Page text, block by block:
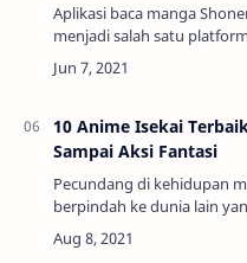
Aplikasi baca manga
menjadi salah satu
manga digital. Dengan
terjemahan resmi yang
10 Anime Isekai
Sampai Aksi Fantasi
Pecundang di kehidupan
berpindah ke dunia lain
kekuatan sihir yang eksis di
tampaknya selalu menarik